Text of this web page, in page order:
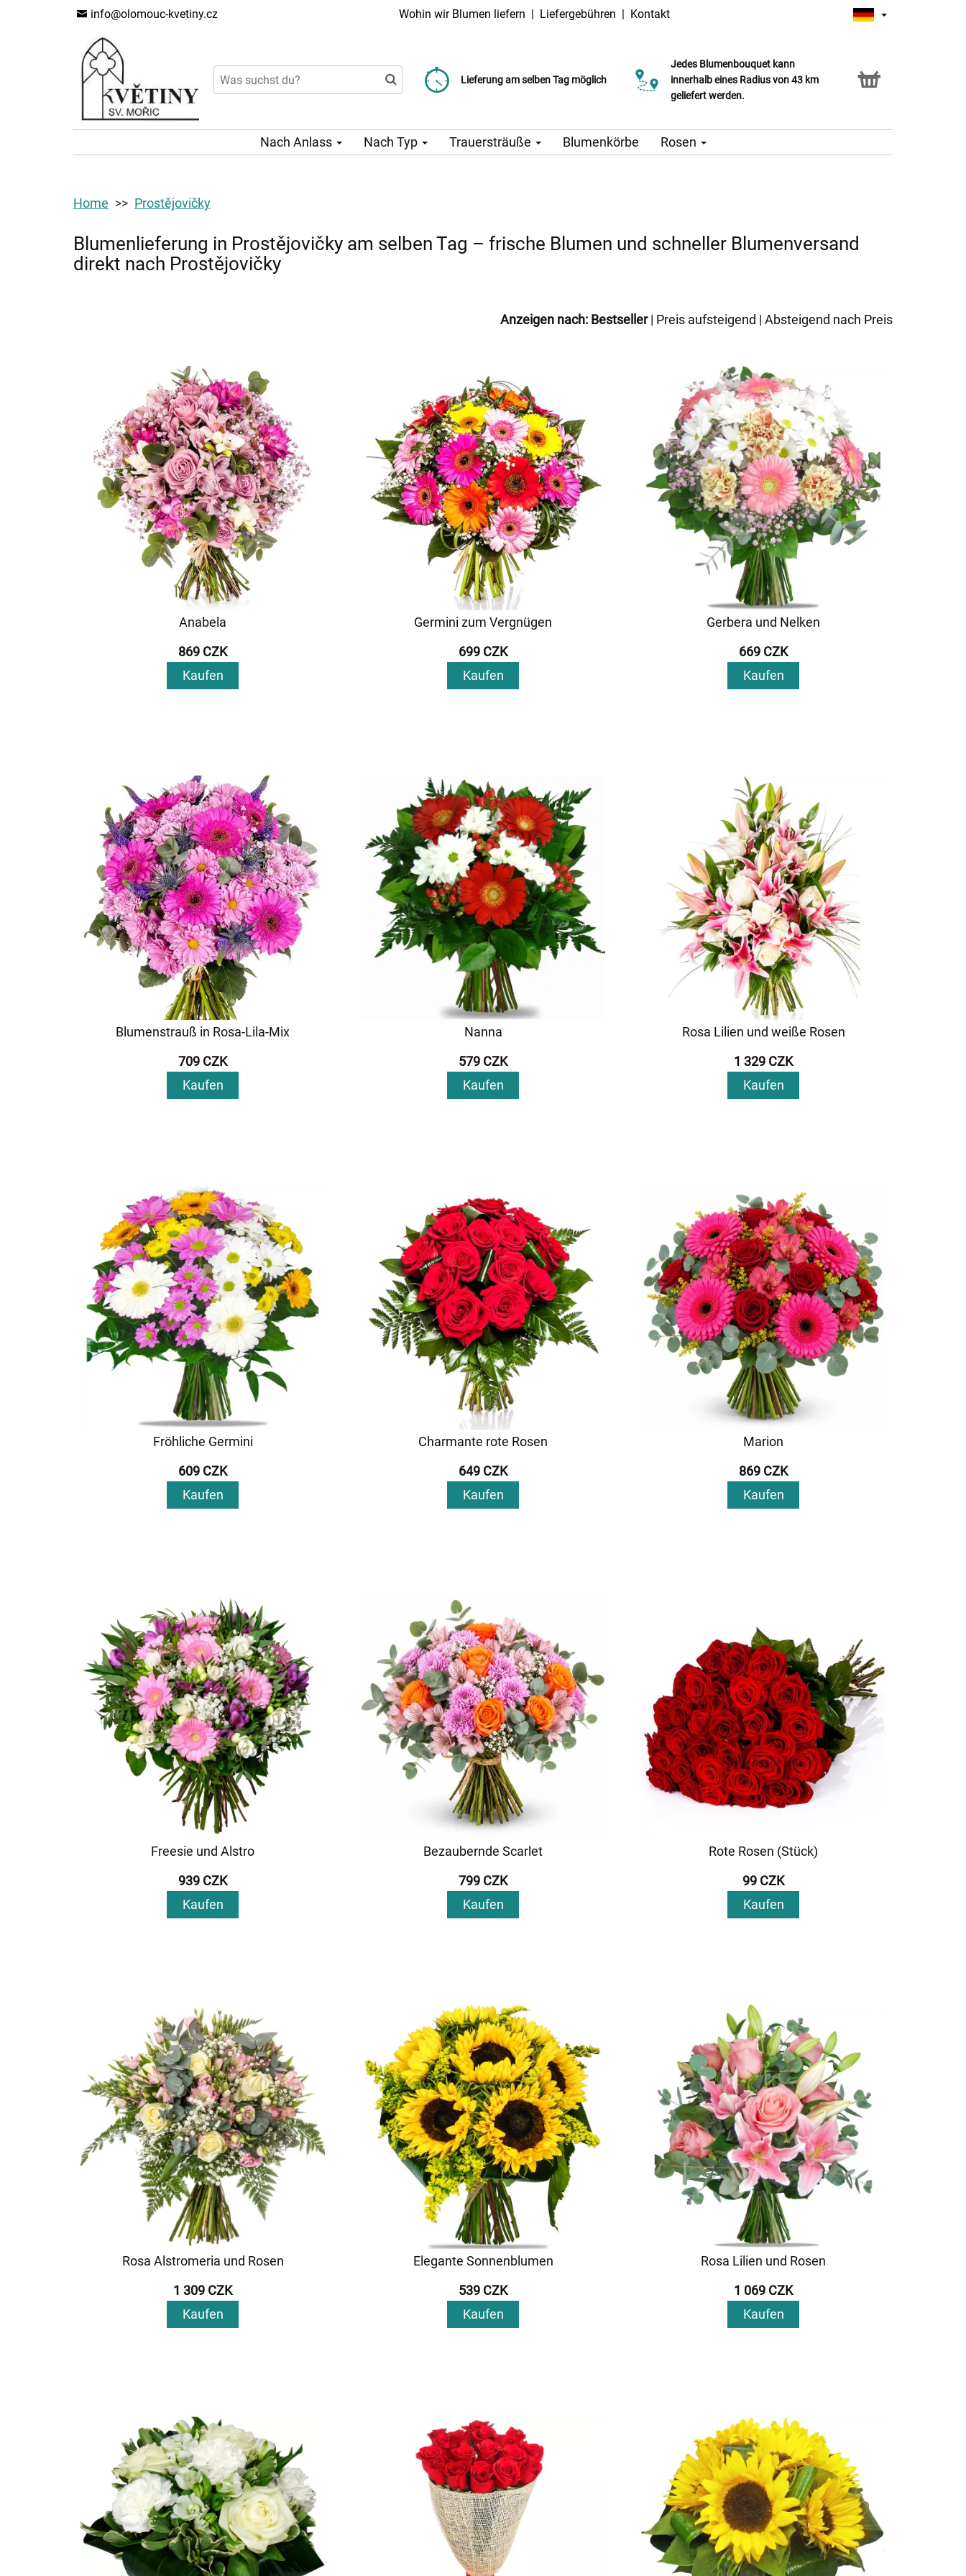
info@olomouc-kvetiny.cz Wohin wir Blumen liefern | Liefergebühren | Kontakt
Lieferung am selben Tag möglich
Liefergebühr ab 99 CZK
Wählen Sie Ihr Lieferdatum
Jedes Blumenbouquet kann
innerhalb eines Radius von 43 km
geliefert werden.
Nach Anlass Nach Typ Trauersträuße Blumenkörbe Rosen
Home Prostějovičky
Blumenlieferung in Prostějovičky am selben Tag – frische Blumen und schneller Blumenversand
direkt nach Prostějovičky
Anzeigen nach: Bestseller| Preis aufsteigend | Absteigend nach Preis
Anabela
869 CZK
Kaufen
Germini zum Vergnügen
699 CZK
Kaufen
Gerbera und Nelken
669 CZK
Kaufen
Blumenstrauß in Rosa-Lila-Mix
709 CZK
Kaufen
Nanna
579 CZK
Kaufen
Rosa Lilien und weiße Rosen
1 329 CZK
Kaufen
Fröhliche Germini
609 CZK
Kaufen
Charmante rote Rosen
649 CZK
Kaufen
Marion
869 CZK
Kaufen
Freesie und Alstro
939 CZK
Kaufen
Bezaubernde Scarlet
799 CZK
Kaufen
Rote Rosen (Stück)
99 CZK
Kaufen
Rosa Alstromeria und Rosen
1 309 CZK
Kaufen
Elegante Sonnenblumen
539 CZK
Kaufen
Rosa Lilien und Rosen
1 069 CZK
Kaufen